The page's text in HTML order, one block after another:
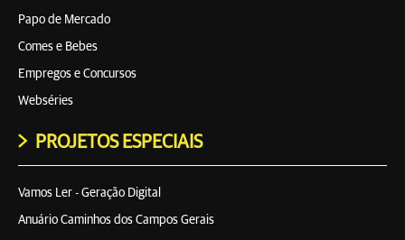
Papo de Mercado
Comes e Bebes
Empregos e Concursos
Webséries
PROJETOS ESPECIAIS
Vamos Ler - Geração Digital
Anuário Caminhos dos Campos Gerais